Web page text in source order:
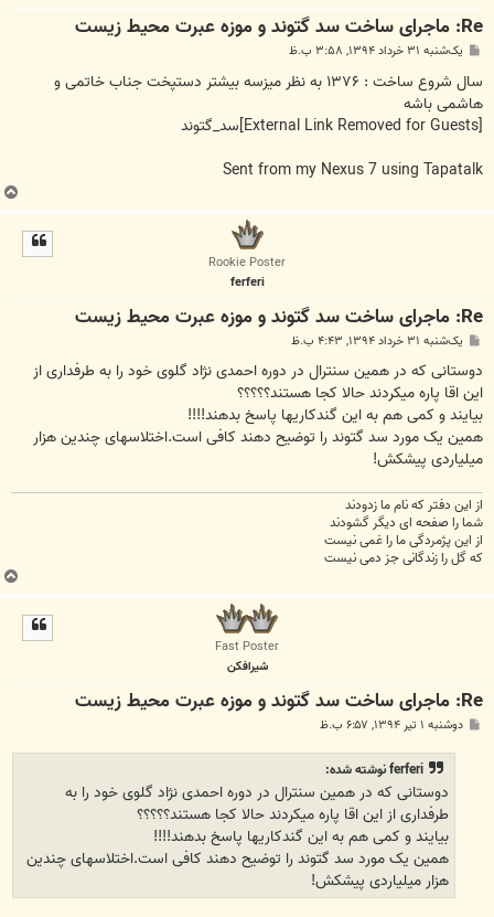
Re: ماجرای ساخت سد گتوند و موزه عبرت محیط زیست
پ
ت
یک‌شنبه ۳۱ خرداد ۱۳۹۴, ۳:۵۸ ب.ظ
سال شروع ساخت : ۱۳۷۶ به نظر میزسه بیشتر دستپخت جناب خاتمی و
هاشمی باشه
سد_گتوند
Sent from my Nexus 7 using Tapatalk
ب
ا
Rookie Poster
ferferi
Re: ماجرای ساخت سد گتوند و موزه عبرت محیط زیست
پ
ت
یک‌شنبه ۳۱ خرداد ۱۳۹۴, ۴:۴۳ ب.ظ
دوستانی که در همین سنترال در دوره احمدی نژاد گلوی خود را به طرفداری از
این اقا پاره میکردند حالا کجا هستند؟؟؟؟؟
بیایند و کمی هم به این گندکاریها پاسخ بدهند!!!!
همین یک مورد سد گتوند را توضیح دهند کافی است.اختلاسهای چندین هزار
میلیاردی پیشکش!
از این دفتر که نام ما زدودند
شما را صفحه ای دیگر گشودند
از این پژمردگی ما را غمی نیست
که گل را زندگانی جز دمی نیست
ب
ا
Fast Poster
شیرافکن
Re: ماجرای ساخت سد گتوند و موزه عبرت محیط زیست
پ دوشنبه ۱ تیر ۱۳۹۴, ۶:۵۷ ب.ظ
ferferi نوشته شده:
دوستانی که در همین سنترال در دوره احمدی نژاد گلوی خود را به
طرفداری از این اقا پاره میکردند حالا کجا هستند؟؟؟؟؟
بیایند و کمی هم به این گندکاریها پاسخ بدهند!!!!
همین یک مورد سد گتوند را توضیح دهند کافی است.اختلاسهای چندین
هزار میلیاردی پیشکش!